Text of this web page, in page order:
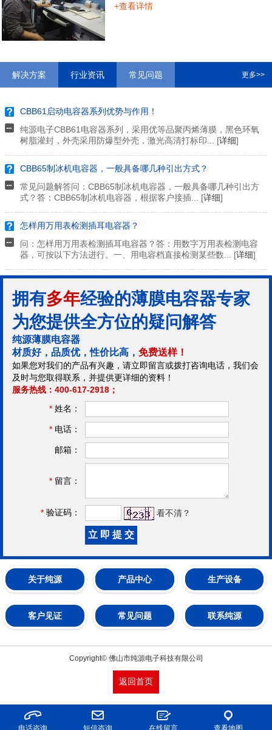
+查看详情
解决方案 行业资讯 常见问题 更多>>
CBB61启动电容器系列优势与作用！
纯源电子CBB61电容器系列，采用优等品聚丙烯薄膜，黑色环氧
树脂灌封，外壳采用防爆型外壳，激光高清打标印... [详细]
CBB65制冰机电容器，一般具备哪几种引出方式？
常见问题解答问：CBB65制冰机电容器，一般具备哪几种引出方
式？答：CBB65制冰机电容器，根据客户接插... [详细]
怎样用万用表检测插耳电容器？
问：怎样用万用表检测插耳电容器？答：用数字万用表检测电容
器，可按以下方法进行。一、用电容档直接检测某些数... [详细]
拥有多年经验的薄膜电容器专家
为您提供全方位的疑问解答
纯源薄膜电容器
材质好，品质优，性价比高， 免费送样！
如果您对我们的产品有兴趣，请立即留言或拨打咨询电话，我们会
及时与您取得联系，并提供更详细的资料！
服务热线：400-617-2918；
* 姓名：
* 电话：
邮箱：
* 留言：
* 验证码： 看不清？
关于纯源 产品中心 生产设备
客户见证 常见问题 联系纯源
Copyright© 佛山市纯源电子科技有限公司
返回首页
电话咨询 短信咨询 在线留言 查看地图